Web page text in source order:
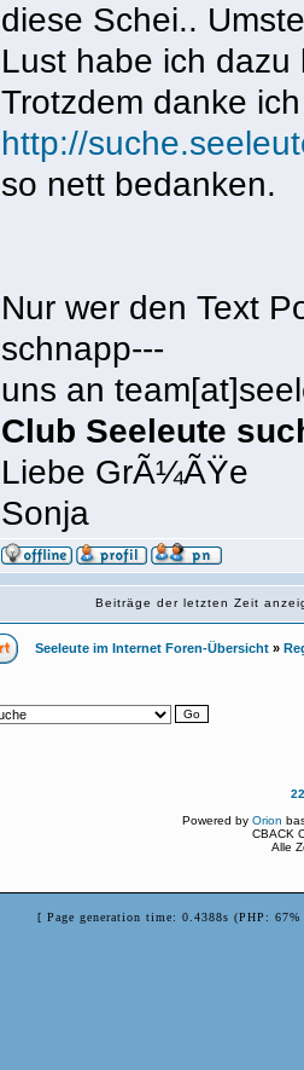
diese Schei..
Lust habe ich dazu
Trotzdem danke
http://
so nett bedanken.
Nur wer den Text
schnapp---
uns an
Club Seeleute
Liebe GrÃ¼ÃŸe
Sonja
Beiträge der letzten Zeit
Seeleute im Internet Foren-Übersicht »
Powered byOrion
CBACK
Alle
[ Page generation time: 0.4388s (PHP: